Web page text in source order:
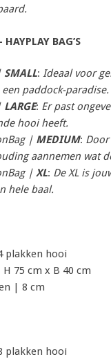
BAG’S
SMALL:Ideaal voor
paddock-paradise.
LARGE: Er past
hooi heeft.
| MEDIUM:
aannemen wat
|XL: De XL is
hele baal.
plakken hooi
75 cm x B 40 cm
| 8 cm
plakken hooi